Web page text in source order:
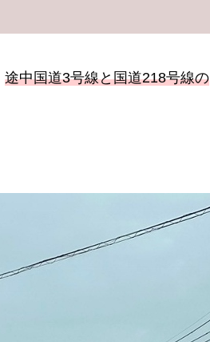
途中国道3号線と国道218号線の